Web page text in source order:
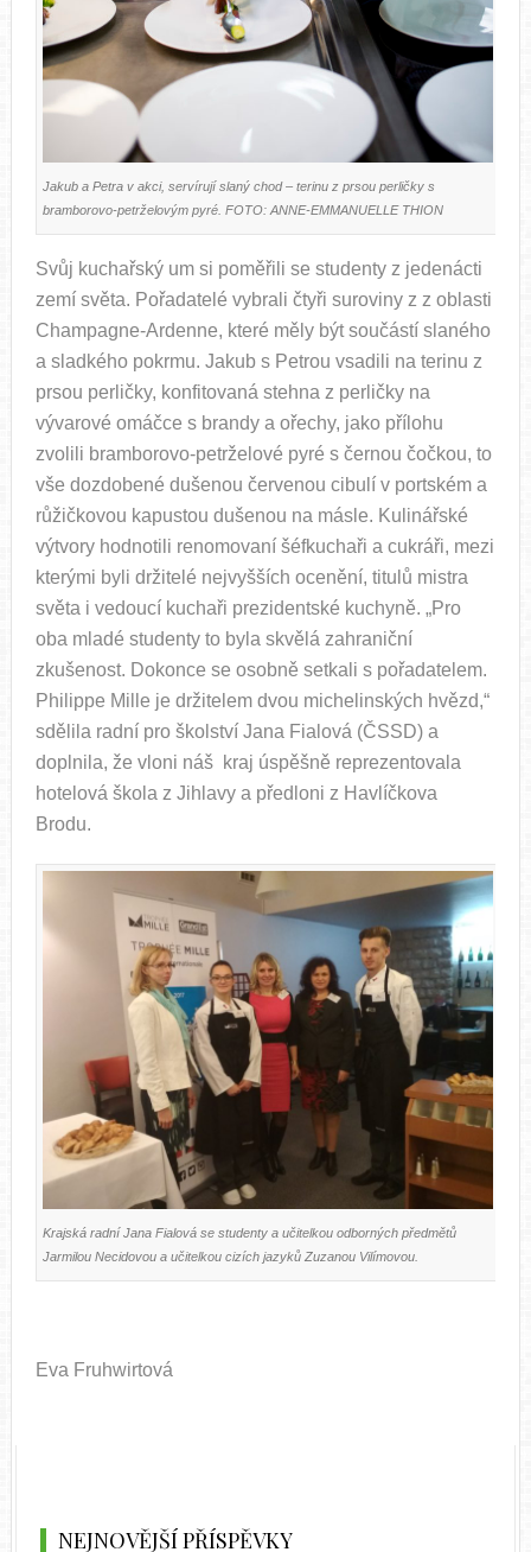
Jakub a Petra v akci, servírují slaný chod – terinu z prsou perličky s
bramborovo-petrželovým pyré. FOTO: ANNE-EMMANUELLE THION
Svůj kuchařský um si poměřili se studenty z jedenácti
zemí světa. Pořadatelé vybrali čtyři suroviny z z oblasti
Champagne-Ardenne, které měly být součástí slaného
a sladkého pokrmu. Jakub s Petrou vsadili na terinu z
prsou perličky, konfitovaná stehna z perličky na
vývarové omáčce s brandy a ořechy, jako přílohu
zvolili bramborovo-petrželové pyré s černou čočkou, to
vše dozdobené dušenou červenou cibulí v portském a
růžičkovou kapustou dušenou na másle. Kulinářské
výtvory hodnotili renomovaní šéfkuchaři a cukráři, mezi
kterými byli držitelé nejvyšších ocenění, titulů mistra
světa i vedoucí kuchaři prezidentské kuchyně. „Pro
oba mladé studenty to byla skvělá zahraniční
zkušenost. Dokonce se osobně setkali s pořadatelem.
Philippe Mille je držitelem dvou michelinských hvězd,“
sdělila radní pro školství Jana Fialová (ČSSD) a
doplnila, že vloni náš kraj úspěšně reprezentovala
hotelová škola z Jihlavy a předloni z Havlíčkova
Brodu.
Krajská radní Jana Fialová se studenty a učitelkou odborných předmětů
Jarmilou Necidovou a učitelkou cizích jazyků Zuzanou Vilímovou.
Eva Fruhwirtová
NEJNOVĚJŠÍ PŘÍSPĚVKY